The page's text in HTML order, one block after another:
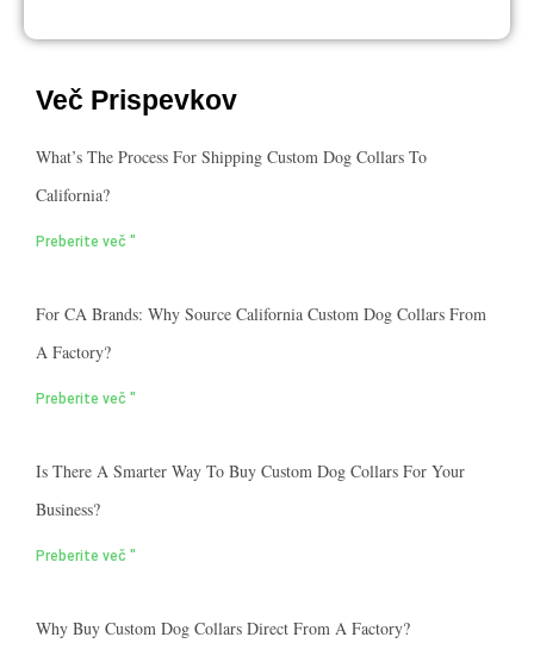
Več Prispevkov
What’s The Process For Shipping Custom Dog Collars To
California?
Preberite več "
For CA Brands: Why Source California Custom Dog Collars From
A Factory?
Preberite več "
Is There A Smarter Way To Buy Custom Dog Collars For Your
Business?
Preberite več "
Why Buy Custom Dog Collars Direct From A Factory?